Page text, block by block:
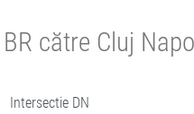
către Cluj
Intersectie DN